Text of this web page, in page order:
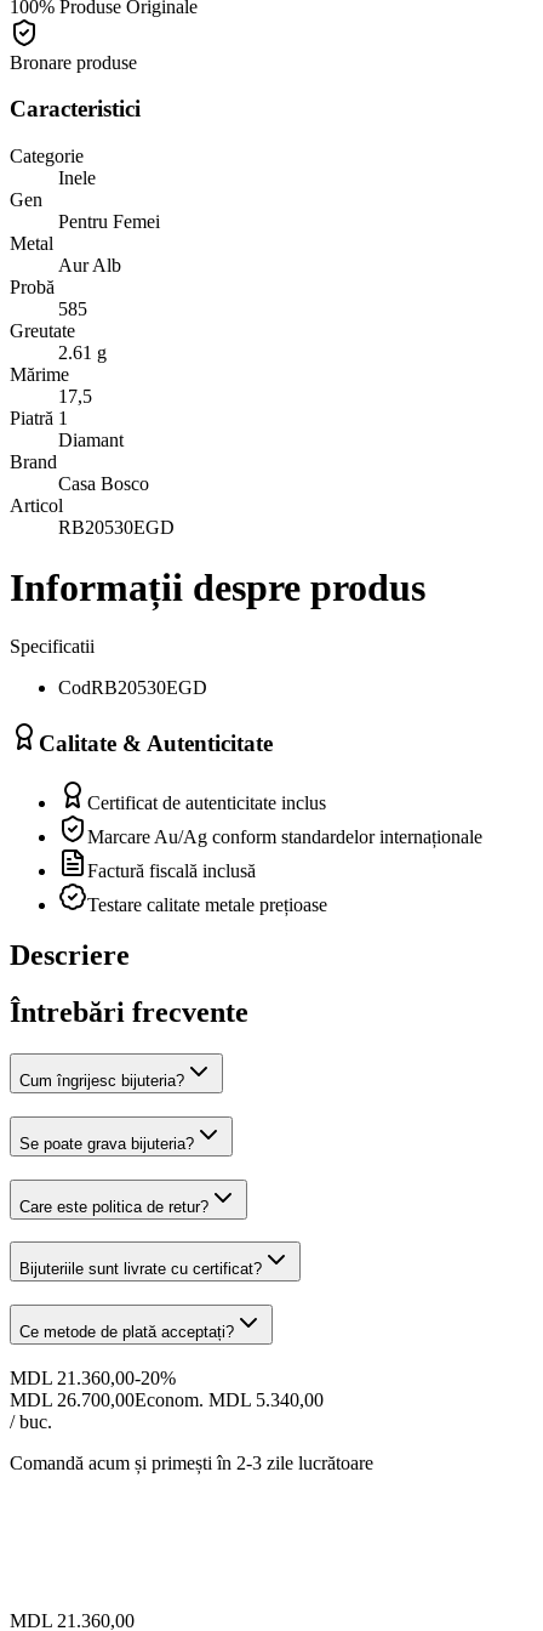
100% Produse Originale
Bronare produse
Caracteristici
Categorie
Inele
Gen
Pentru Femei
Metal
Aur Alb
Probă
585
Greutate
2.61 g
Mărime
17,5
Piatră 1
Diamant
Brand
Casa Bosco
Articol
RB20530EGD
Informații despre produs
Specificatii
CodRB20530EGD
Calitate & Autenticitate
Certificat de autenticitate inclus
Marcare Au/Ag conform standardelor internaționale
Factură fiscală inclusă
Testare calitate metale prețioase
Descriere
Întrebări frecvente
Cum îngrijesc bijuteria?
Se poate grava bijuteria?
Care este politica de retur?
Bijuteriile sunt livrate cu certificat?
Ce metode de plată acceptați?
MDL 21.360,00-20%
MDL 26.700,00Econom. MDL 5.340,00
/ buc.
Comandă acum și primești în 2-3 zile lucrătoare
MDL 21.360,00